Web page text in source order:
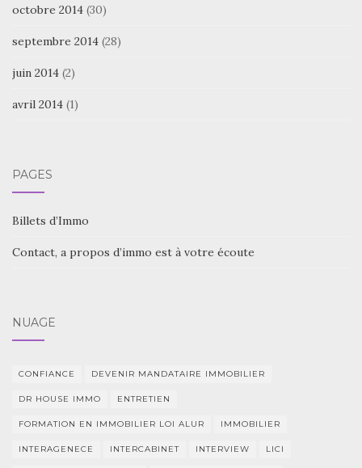
octobre 2014 (30)
septembre 2014 (28)
juin 2014 (2)
avril 2014 (1)
PAGES
Billets d’Immo
Contact, a propos d’immo est à votre écoute
NUAGE
CONFIANCE DEVENIR MANDATAIRE IMMOBILIER
DR HOUSE IMMO ENTRETIEN
FORMATION EN IMMOBILIER LOI ALUR IMMOBILIER
INTERAGENECE INTERCABINET INTERVIEW LICI